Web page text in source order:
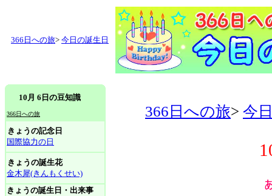
366日への旅> 今日の誕生日
10月 6日の豆知識
366日への旅
きょうの記念日
国際協力の日
きょうの誕生花
金木犀(きんもくせい)
きょうの誕生日・出来事
366日への旅> 今